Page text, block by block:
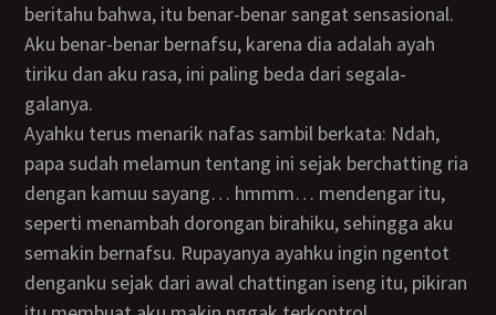
beritahu bahwa, itu benar-benar sangat sensasional.
Aku benar-benar bernafsu, karena dia adalah ayah
tiriku dan aku rasa, ini paling beda dari segala-
galanya.
Ayahku terus menarik nafas sambil berkata: Ndah,
papa sudah melamun tentang ini sejak berchatting ria
dengan kamuu sayang… hmmm… mendengar itu,
seperti menambah dorongan birahiku, sehingga aku
semakin bernafsu. Rupayanya ayahku ingin ngentot
denganku sejak dari awal chattingan iseng itu, pikiran